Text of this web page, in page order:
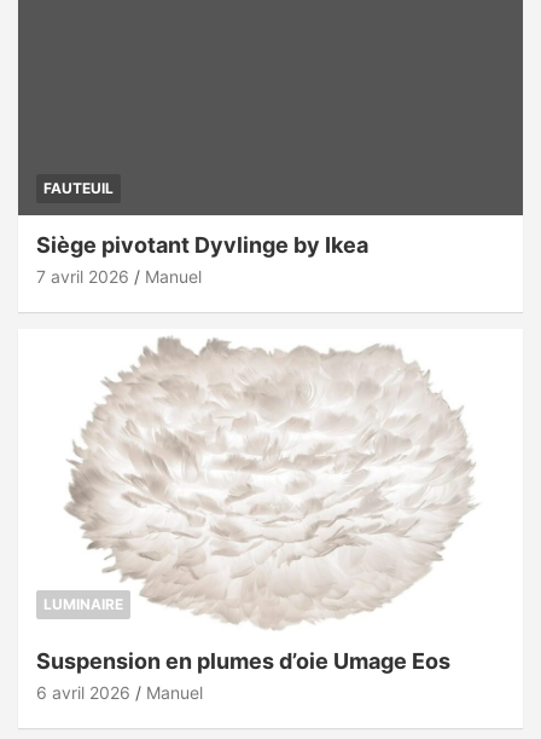
FAUTEUIL
Siège pivotant Dyvlinge by Ikea
7 avril 2026 Manuel
LUMINAIRE
Suspension en plumes d’oie Umage Eos
6 avril 2026 Manuel